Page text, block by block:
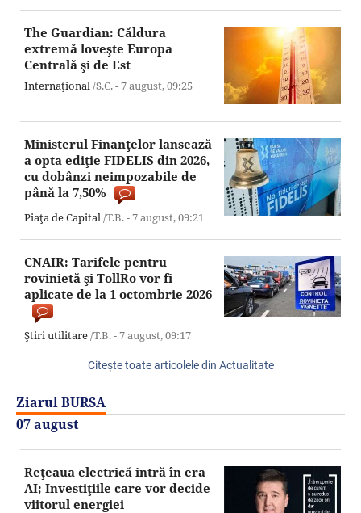
The Guardian: Căldura
extremă loveşte Europa
Centrală şi de Est
Internaţional /S.C. -7 august,09:25
Ministerul Finanţelor lansează
a opta ediţie FIDELIS din 2026,
cu dobânzi neimpozabile de
până la 7,50%
Piaţa de Capital /T.B. -7 august,09:21
CNAIR: Tarifele pentru
rovinietă şi TollRo vor fi
aplicate de la 1 octombrie 2026
Ştiri utilitare /T.B. -7 august,09:17
Citeşte toate articolele din Actualitate
Ziarul BURSA
07 august
Reţeaua electrică intră în era
AI; Investiţiile care vor decide
viitorul energiei